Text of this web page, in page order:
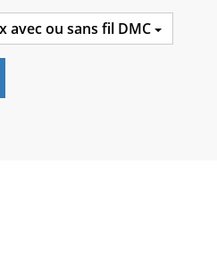
avec ou sans fil DMC